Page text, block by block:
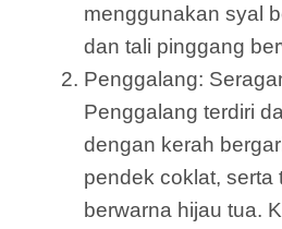
menggunakan syal
dan tali pinggang
Penggalang:
Penggalang terdiri
dengan kerah
pendek coklat, serta
berwarna hijau tua.